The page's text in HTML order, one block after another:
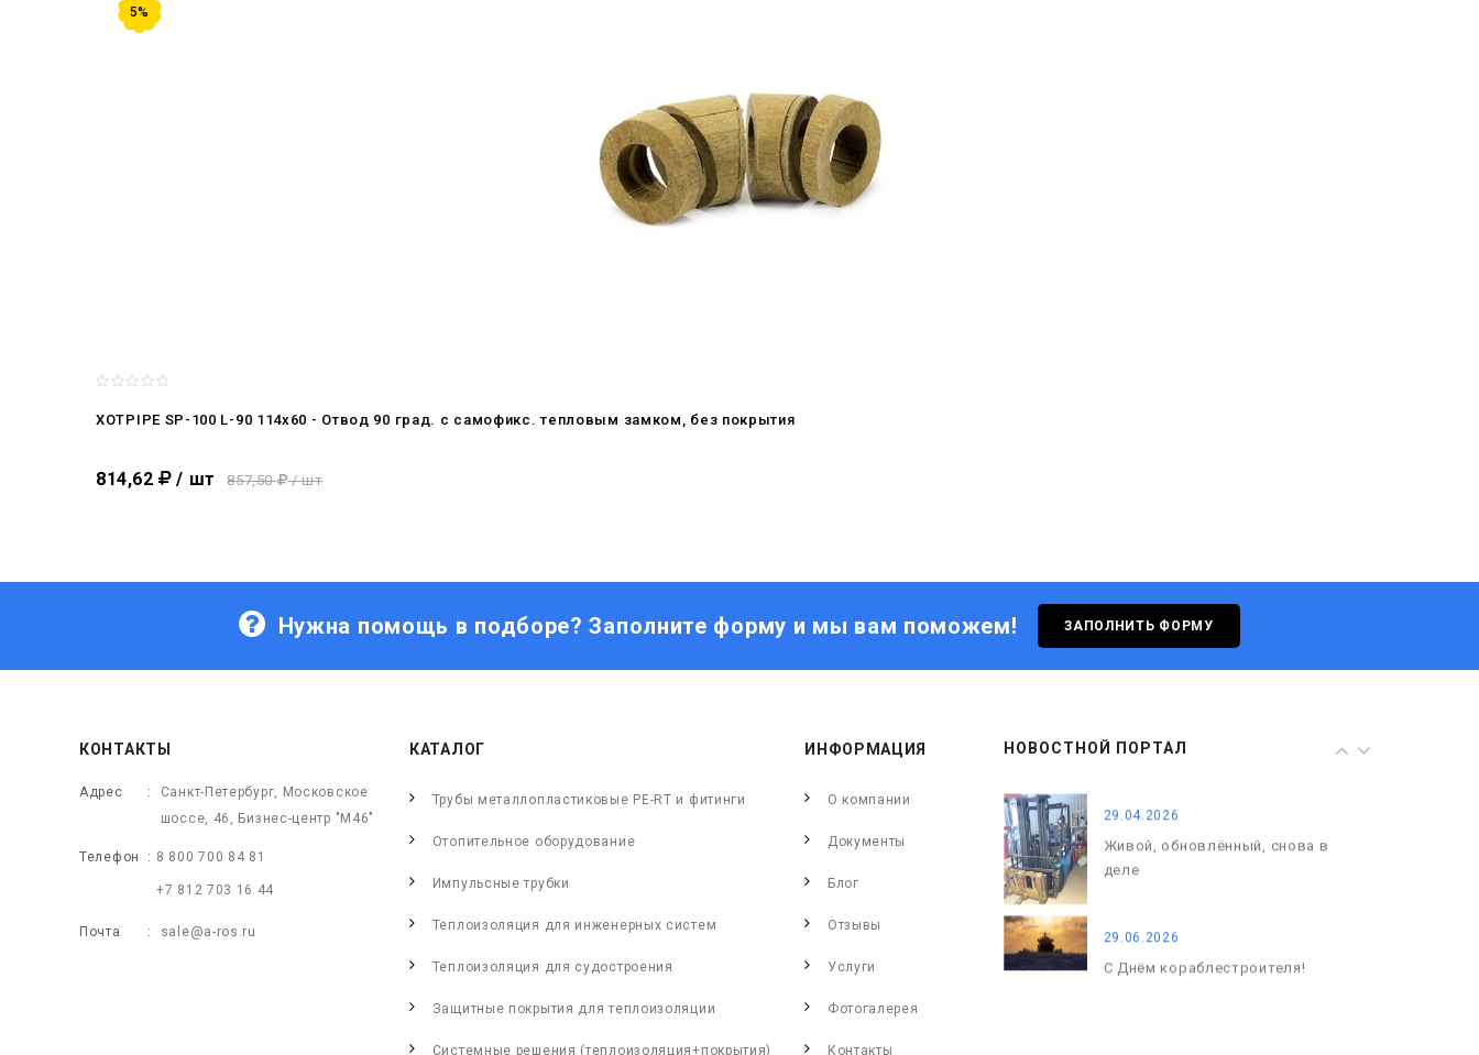
5%
XOTPIPE SP-100 L-90 114x60 - Отвод 90 град. c самофикс. тепловым замком, без покрытия
814,62 / шт 857,50 / шт
Нужна помощь в подборе? Заполните форму и мы вам поможем! ЗАПОЛНИТЬ ФОРМУ
НОВОСТНОЙ ПОРТАЛ
С Днём кораблестроителя!
С Днём Победы. Память, которая
29.04.2026
Живой, обновлённый, снова в
деле
29.06.2026
С Днём кораблестроителя!
КОНТАКТЫ
Адрес
Санкт-Петербург, Московское
шоссе, 46, Бизнес-центр "М46"
Телефон 8 800 700 84 81
+7 812 703 16 44
Почта sale@a-ros.ru
КАТАЛОГ
Трубы металлопластиковые PE-RT и фитинги
Отопительное оборудование
Импульсные трубки
Теплоизоляция для инженерных систем
Теплоизоляция для судостроения
Защитные покрытия для теплоизоляции
Системные решения (теплоизоляция+покрытия)
ИНФОРМАЦИЯ
О компании
Документы
Блог
Отзывы
Услуги
Фотогалерея
Контакты